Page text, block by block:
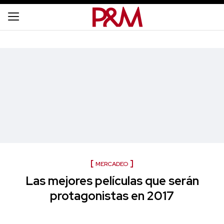
MERCADEO
Las mejores películas que serán
protagonistas en 2017